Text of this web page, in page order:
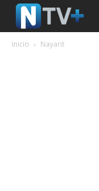
Inicio Nayarit